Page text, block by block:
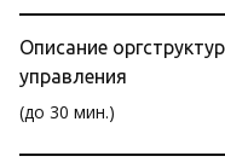
Описание
управления
(до 30 мин.)